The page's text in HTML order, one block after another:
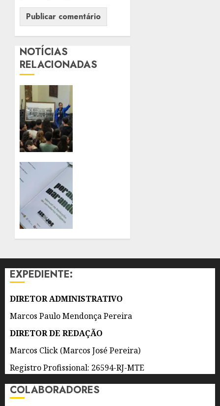
NOTÍCIAS
RELACIONADAS
AGOSTO
DE 2026
0
EXPEDIENTE:
DIRETOR ADMINISTRATIVO
Marcos Paulo Mendonça Pereira
DIRETOR DE REDAÇÃO
Marcos Click (Marcos José Pereira)
Registro Profissional: 26594-RJ-MTE
COLABORADORES